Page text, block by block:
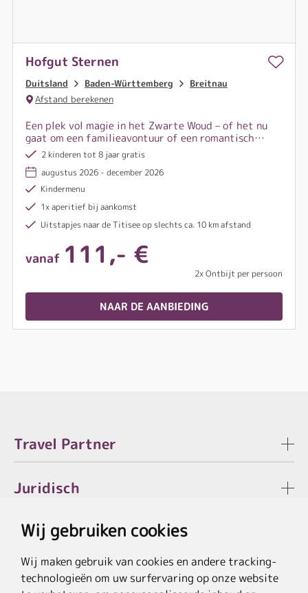
Wij gebruiken cookies
Wij maken gebruik van cookies en andere tracking-
technologieën om uw surfervaring op onze website
Hofgut Sternen
Duitsland Baden-Württemberg
Breitnau
Afstand berekenen
Een plek vol magie in het Zwarte Woud – of het nu
gaat om een familieavontuur of een romantisch
uitje met z’n tweeën: hier begint jullie bijzondere
tijd te midden van natuur, genot en onvergetelijke
momenten.
2 kinderen tot 8 jaar gratis
augustus 2026 - december 2026
Kindermenu
1x aperitief bij aankomst
Uitstapjes naar de Titisee op slechts ca. 10 km afstand
vanaf 111,- €
2x Ontbijt per persoon
NAAR DE AANBIEDING
Travel Partner
Juridisch
* De besparing verwijst naar de actuele lijstprijzen van de hotels, bij
pakketaanbiedingen naar de som van de prijzen van de afzonderlijke diensten.
**Doorstreepte prijzen verwijzen naar de oorspronkelijke prijzen van de